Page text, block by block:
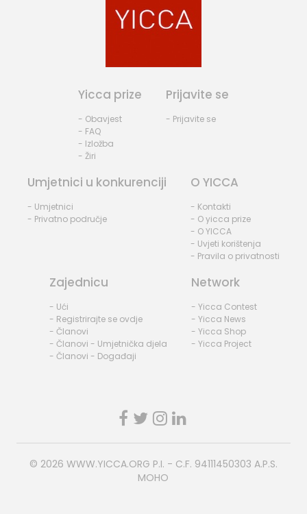
Yicca prize
- Obavjest
- FAQ
- Izložba
- Žiri
Prijavite se
- Prijavite se
Umjetnici u konkurenciji
- Umjetnici
- Privatno područje
O YICCA
- Kontakti
- O yicca prize
- O YICCA
- Uvjeti korištenja
- Pravila o privatnosti
Zajednicu
- Ući
- Registrirajte se ovdje
- Članovi
- Članovi - Umjetnička djela
- Članovi - Događaji
Network
- Yicca Contest
- Yicca News
- Yicca Shop
- Yicca Project
© 2026 WWW.YICCA.ORG P.I. - C.F. 94111450303 A.P.S.
MOHO